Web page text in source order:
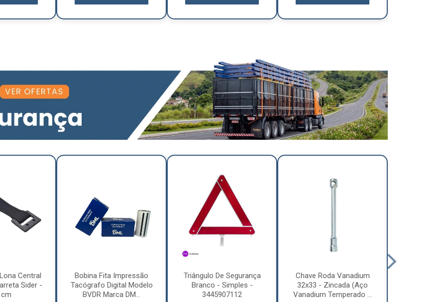
Central
Sider -
Bobina Fita Impressão
Tacógrafo Digital Modelo
BVDR Marca DM...
Triângulo De Segurança
Branco - Simples -
3445907112
Chave Roda Vanadium
32x33 - Zincada (Aço
Vanadium Temperado ...